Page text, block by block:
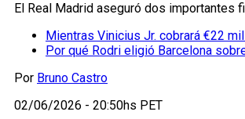
El Real Madrid aseguró dos importantes
Mientras Vinicius Jr. cobrará €22
Por qué Rodri eligió Barcelona
Por Bruno Castro
02/06/2026 - 20:50hs PET